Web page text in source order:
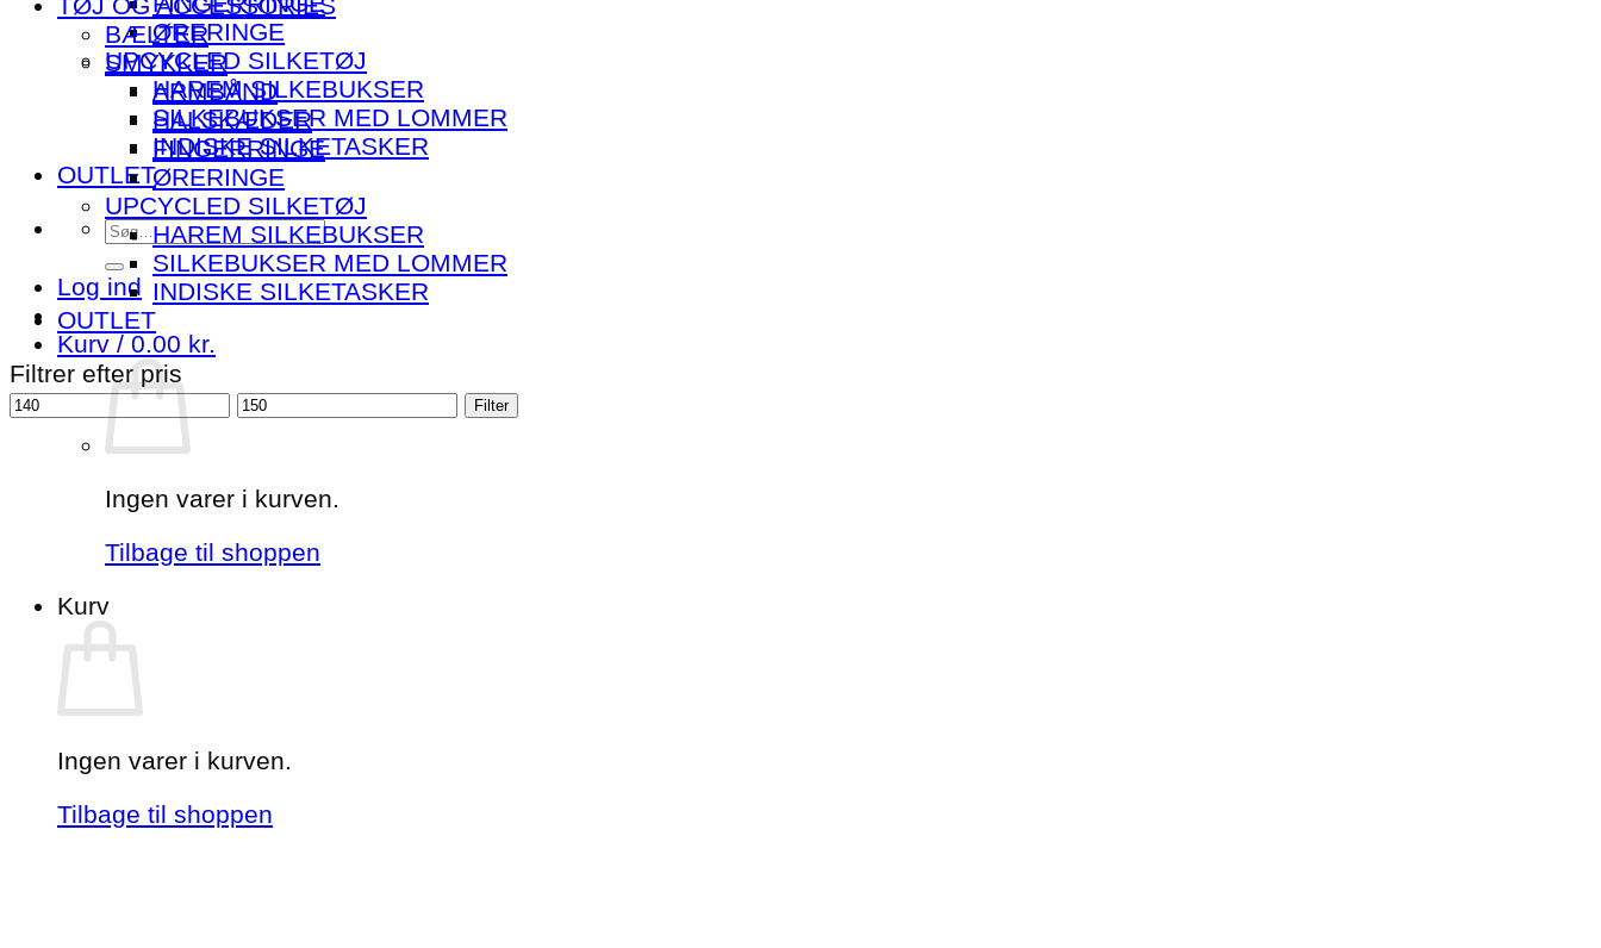
ØRERINGE
UPCYCLED SILKETØJ
HAREM SILKEBUKSER
SILKEBUKSER MED LOMMER
INDISKE SILKETASKER
OUTLET
Søg
efter:
Log ind
Kurv / 0.00 kr.
Ingen varer i kurven.
Tilbage til shoppen
Kurv
Ingen varer i kurven.
Tilbage til shoppen
BÆLTER
SMYKKER
ARMBÅND
HALSKÆDER
FINGERRINGE
ØRERINGE
UPCYCLED SILKETØJ
HAREM SILKEBUKSER
SILKEBUKSER MED LOMMER
INDISKE SILKETASKER
OUTLET
Filtrer efter pris
Mindste
Højeste
Filter